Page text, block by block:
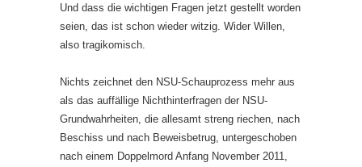
Und dass die wichtigen Fragen jetzt gestellt worden
seien, das ist schon wieder witzig. Wider Willen,
also tragikomisch.
Nichts zeichnet den NSU-Schauprozess mehr aus
als das auffällige Nichthinterfragen der NSU-
Grundwahrheiten, die allesamt streng riechen, nach
Beschiss und nach Beweisbetrug, untergeschoben
nach einem Doppelmord Anfang November 2011,